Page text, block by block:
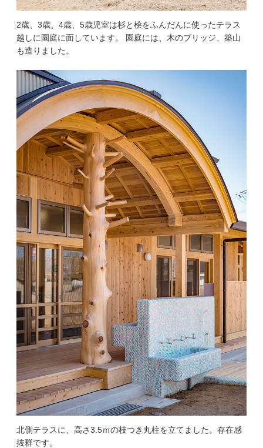
2歳、3歳、4歳、5歳児室は杉と桧をふんだんに使ったテラス
越しに園庭に面しています。 園庭には、木のブリッジ、築山
も造りました。
北側テラスに、高さ3.5ｍの枝つき丸柱を立てました。存在感
抜群です。